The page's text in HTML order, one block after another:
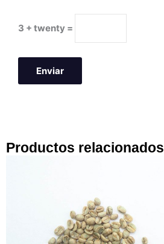
3 + twenty =
Productos relacionados